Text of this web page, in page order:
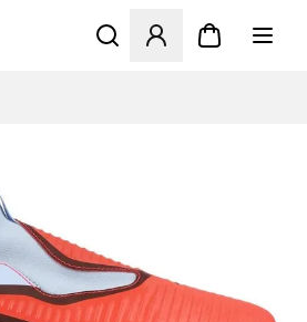
Opent een venster om in